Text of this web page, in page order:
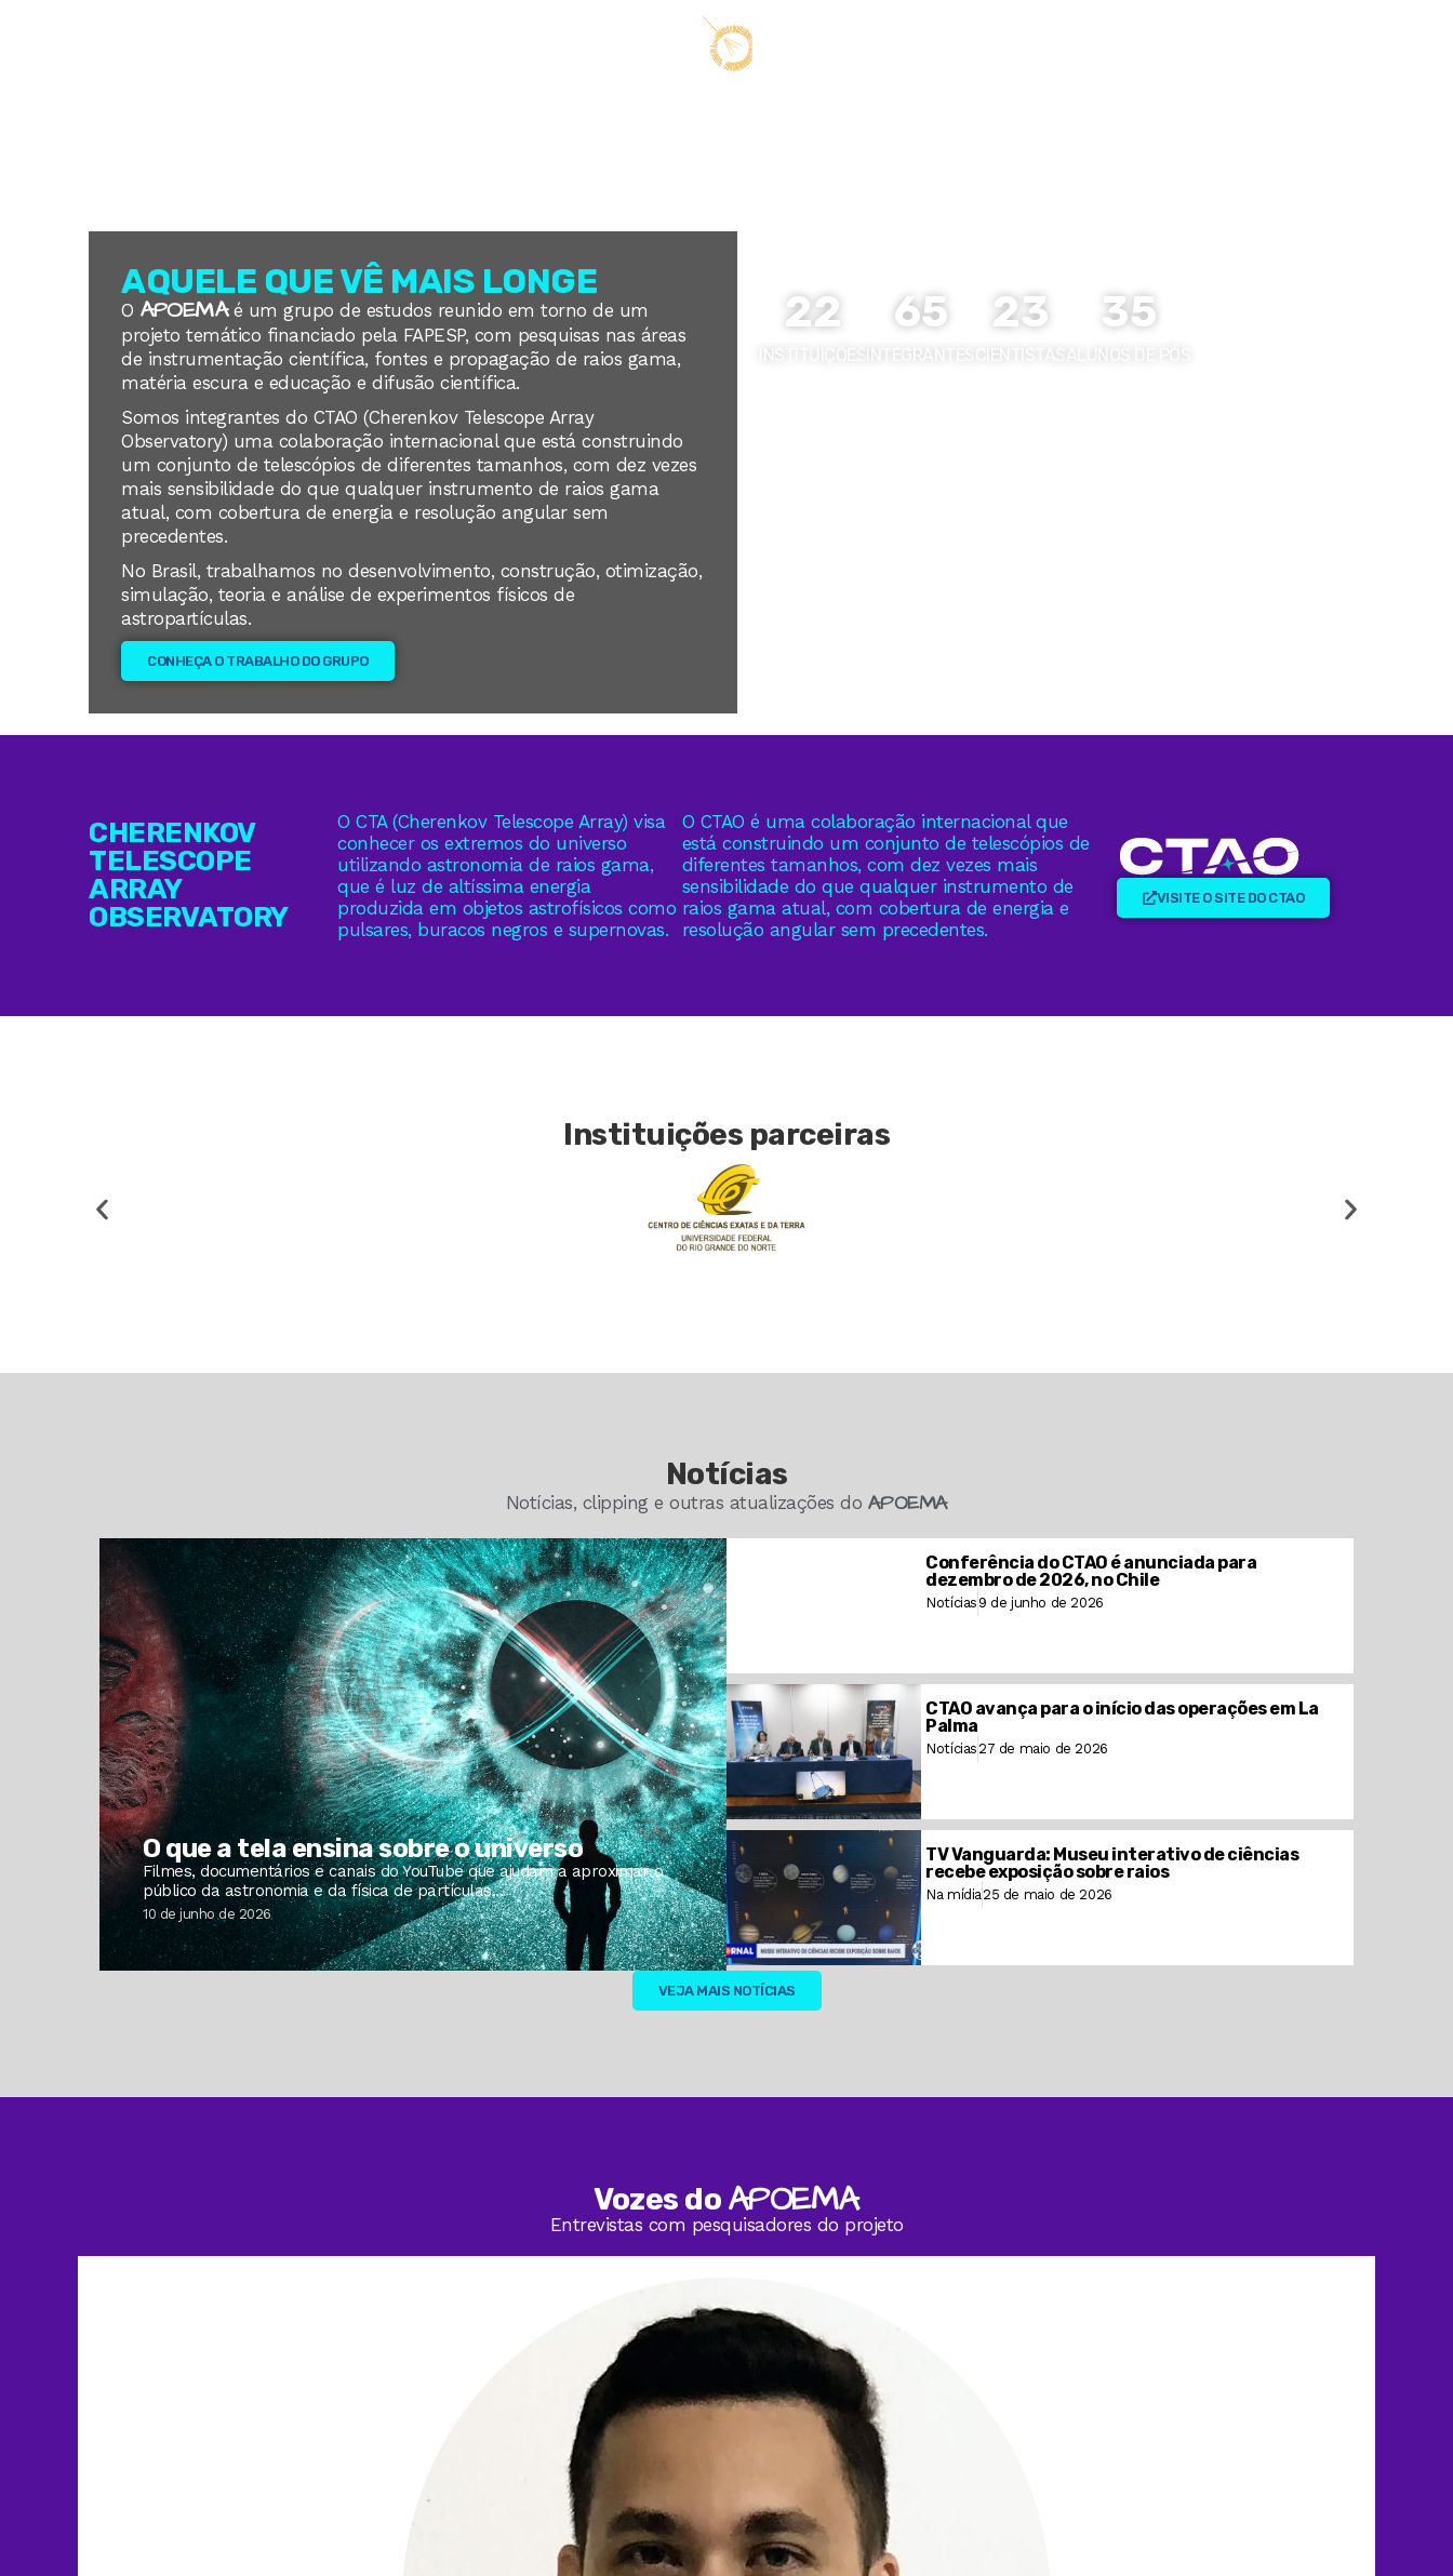
AQUELE QUE VÊ MAIS LONGE
O APOEMAé um grupo de estudos reunido em torno de um
projeto temático financiado pela FAPESP, com pesquisas nas áreas
de instrumentação científica, fontes e propagação de raios gama,
matéria escura e educação e difusão científica.
Somos integrantes do CTAO (Cherenkov Telescope Array
Observatory) uma colaboração internacional que está construindo
um conjunto de telescópios de diferentes tamanhos, com dez vezes
mais sensibilidade do que qualquer instrumento de raios gama
atual, com cobertura de energia e resolução angular sem
precedentes.
No Brasil, trabalhamos no desenvolvimento, construção, otimização,
simulação, teoria e análise de experimentos físicos de
astropartículas.
CONHEÇA O TRABALHO DO GRUPO
INSTITUIÇÕES
22
INTEGRANTES
65
CIENTISTAS
23
ALUNOS DE PÓS
35
CHERENKOV
TELESCOPE
ARRAY
OBSERVATORY
O CTA (Cherenkov Telescope Array) visa
conhecer os extremos do universo
utilizando astronomia de raios gama,
que é luz de altíssima energia
produzida em objetos astrofísicos como
pulsares, buracos negros e supernovas.
O CTAO é uma colaboração internacional que
está construindo um conjunto de telescópios de
diferentes tamanhos, com dez vezes mais
sensibilidade do que qualquer instrumento de
raios gama atual, com cobertura de energia e
resolução angular sem precedentes.
VISITE O SITE DO CTAO
Instituições parceiras
Notícias
Notícias, clipping e outras atualizações do APOEMA
O que a tela ensina sobre o universo
Filmes, documentários e canais do YouTube que ajudam a aproximar o
público da astronomia e da física de partículas...
10 de junho de 2026
Conferência do CTAO é anunciada para
dezembro de 2026, no Chile
Notícias 9 de junho de 2026
CTAO avança para o início das operações em La
Palma
Notícias27 de maio de 2026
TV Vanguarda: Museu interativo de ciências
recebe exposição sobre raios
Na mídia25 de maio de 2026
VEJA MAIS NOTÍCIAS
Vozes do APOEMA
Entrevistas com pesquisadores do projeto